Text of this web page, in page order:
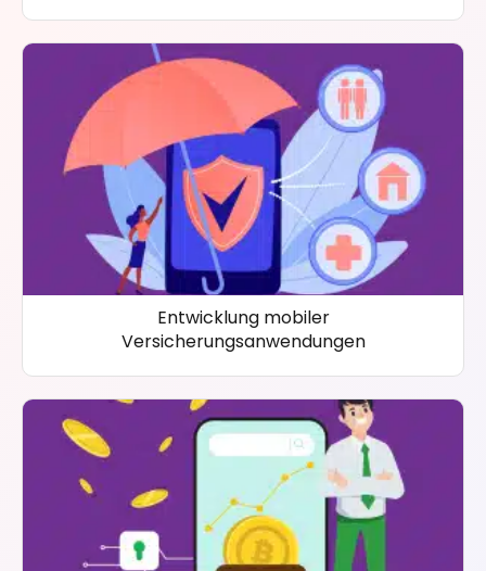
Entwicklung mobiler
Versicherungsanwendungen